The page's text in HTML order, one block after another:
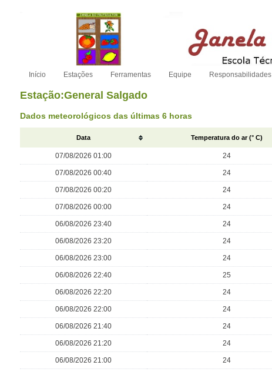
Início Estações Ferramentas Equipe Responsabilidades
Estação:General Salgado
Dados meteorológicos das últimas 6 horas
Data Temperatura do ar (° C)
07/08/2026 01:00 24
07/08/2026 00:40 24
07/08/2026 00:20 24
07/08/2026 00:00 24
06/08/2026 23:40 24
06/08/2026 23:20 24
06/08/2026 23:00 24
06/08/2026 22:40 25
06/08/2026 22:20 24
06/08/2026 22:00 24
06/08/2026 21:40 24
06/08/2026 21:20 24
06/08/2026 21:00 24